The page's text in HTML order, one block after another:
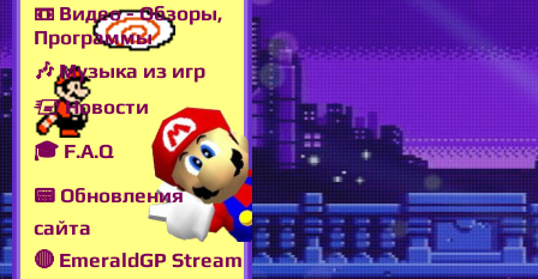
📼 Видео - Обзоры,
Программы
🎶 Музыка из игр
🖅 Новости
🎓 F.A.Q
📟 Обновления
сайта
🔴 EmeraldGP Stream